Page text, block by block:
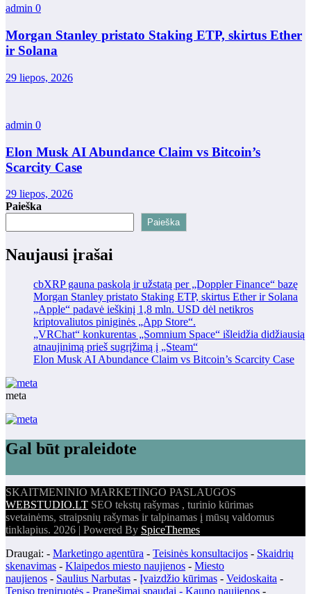
admin 0
Morgan Stanley pristato Staking ETP, skirtus Ether
ir Solana
29 liepos, 2026
admin 0
Elon Musk AI Abundance Claim vs Bitcoin’s
Scarcity Case
29 liepos, 2026
Paieška
Paieška
Naujausi įrašai
cbXRP gauna paskolą ir užstatą per „Doppler Finance“ bazę
Morgan Stanley pristato Staking ETP, skirtus Ether ir Solana
„Apple“ padavė ieškinį 1,8 mln. USD dėl netikros
kriptovaliutos piniginės „App Store“.
„VRChat“ konkurentas „Somnium Space“ išleidžia didžiausią
atnaujinimą prieš sugrįžimą į „Steam“
Elon Musk AI Abundance Claim vs Bitcoin’s Scarcity Case
meta
Gal būt praleidote
SKAITMENINIO MARKETINGO PASLAUGOS
WEBSTUDIO.LT SEO tekstų rašymas , turinio kūrimas
svetainėms, straipsnių rašymas ir talpinamas į mūsų valdomus
tinklapius. 2026 | Powered By SpiceThemes
Draugai: - Marketingo agentūra - Teisinės konsultacijos - Skaidrių
skenavimas - Klaipedos miesto naujienos - Miesto
naujienos - Saulius Narbutas - Įvaizdžio kūrimas - Veidoskaita -
Teniso treniruotės - Pranešimai spaudai - Kauno naujienos -